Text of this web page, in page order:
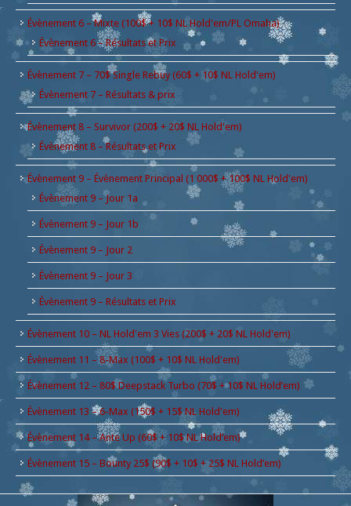
Évènement 6 – Mixte (100$ + 10$ NL Hold'em/PL Omaha)
Évènement 6 – Résultats et Prix
Évènement 7 – 70$ Single Rebuy (60$ + 10$ NL Hold'em)
Évènement 7 – Résultats & prix
Évènement 8 – Survivor (200$ + 20$ NL Hold'em)
Évènement 8 – Résultats et Prix
Évènement 9 – Évènement Principal (1 000$ + 100$ NL Hold'em)
Évènement 9 – Jour 1a
Évènement 9 – Jour 1b
Évènement 9 – Jour 2
Évènement 9 – Jour 3
Évènement 9 – Résultats et Prix
Évènement 10 – NL Hold'em 3 Vies (200$ + 20$ NL Hold'em)
Évènement 11 – 8-Max (100$ + 10$ NL Hold'em)
Évènement 12 – 80$ Deepstack Turbo (70$ + 10$ NL Hold’em)
Évènement 13 – 6-Max (150$ + 15$ NL Hold'em)
Évènement 14 – Ante Up (60$ + 10$ NL Hold’em)
Évènement 15 – Bounty 25$ (90$ + 10$ + 25$ NL Hold’em)